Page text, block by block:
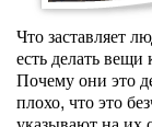
Что заставляет
есть делать
Почему они это
плохо, что это